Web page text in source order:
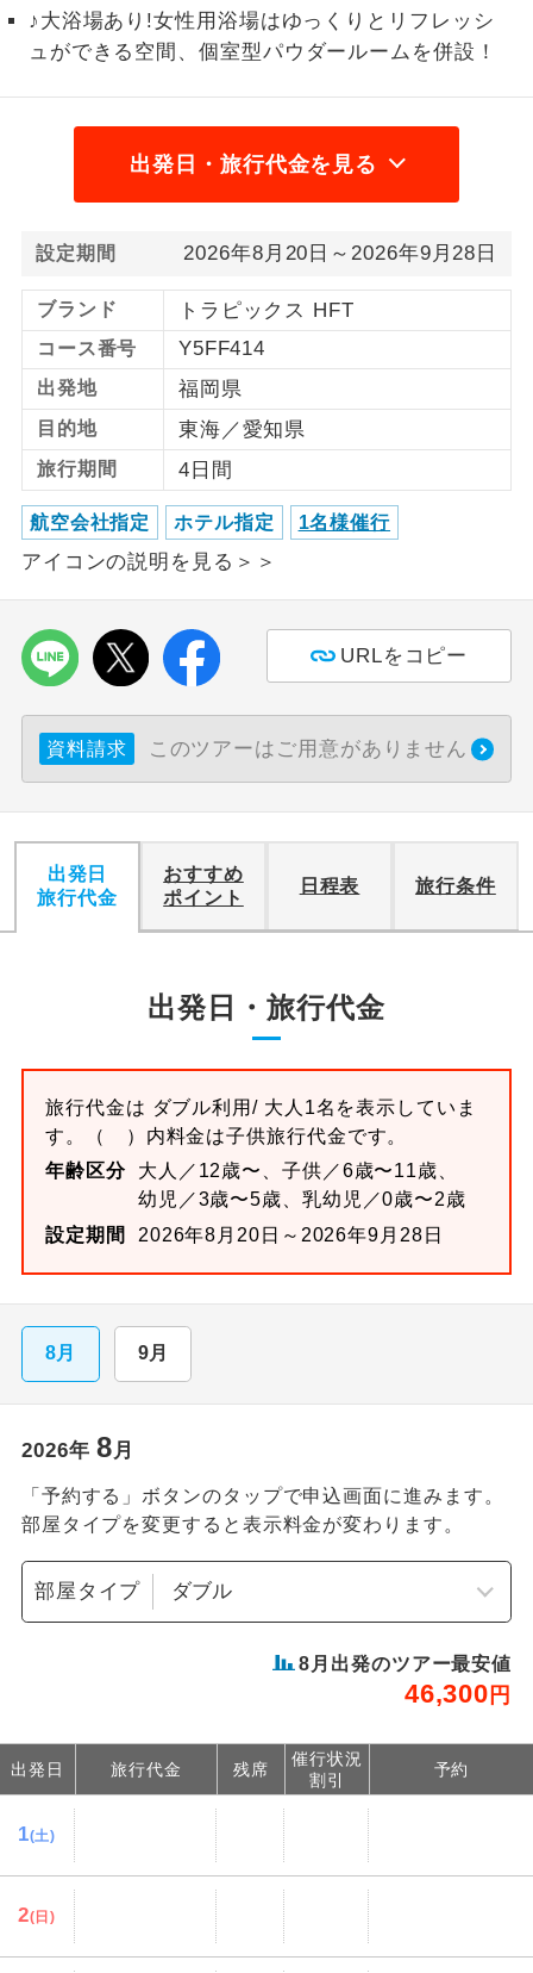
♪大浴場あり!女性用浴場はゆっくりとリフレッシ
ュができる空間、個室型パウダールームを併設！
出発日・旅行代金を見る
設定期間 2026年8月20日～2026年9月28日
ブランド トラピックス HFT
コース番号 Y5FF414
出発地 福岡県
目的地 東海／愛知県
旅行期間 4日間
航空会社指定 ホテル指定 1名様催行
アイコンの説明を見る＞＞
URLをコピー
資料請求 このツアーはご用意がありません
出発日
旅行代金
おすすめ
ポイント
日程表 旅行条件
出発日・旅行代金
旅行代金は ダブル利用/ 大人1名を表示していま
す。
（ ）内料金は子供旅行代金です。
年齢区分
大人／12歳〜、子供／6歳〜11歳、
幼児／3歳〜5歳、乳幼児／0歳〜2歳
設定期間
2026年8月20日～2026年9月28日
8月 9月
2026年 8月
「予約する」ボタンのタップで申込画面に進みます。
部屋タイプを変更すると表示料金が変わります。
部屋タイプ
8 月出発のツアー最安値
46,300 円
出発日 旅行代金 残席
催行状況
割引
予約
1(土)
2(日)
おひとり様参
加限定
おひとり様限定でご参加いただけるコー
スです。
ご夫婦限定
ご夫婦限定でご参加いただけるコースで
す。
年齢制限あり
ご参加にあたり年齢に制限があるコース
です。
航空会社指定
利用航空会社が指定なので、ご出発の計
画にとても便利です。
ホテル指定
ご紹介するホテルを指定したコースで
す。
おひとり様バ
おひとり様でバス席を2席利⽤できま
す。